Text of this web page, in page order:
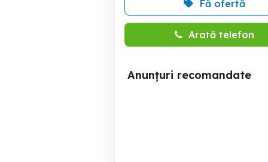
Fă ofertă
Arată telefon
Anunțuri recomandate